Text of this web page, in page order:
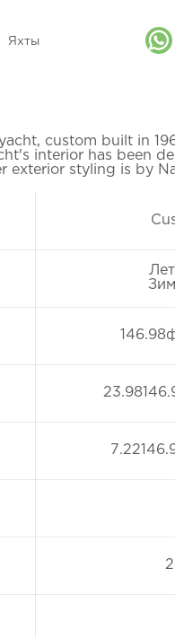
Яхты
custom built in
interior has been
exterior styling is by